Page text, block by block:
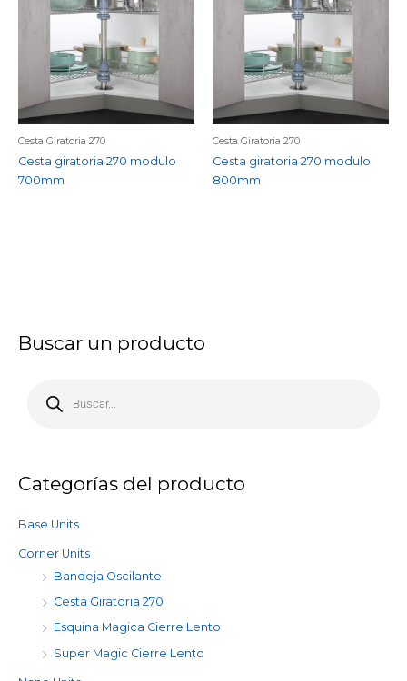
Buscar un producto
p
r
u
t
o
Categorías del producto
Base Units
Corner Units
Bandeja Oscilante
Cesta Giratoria 270
Esquina Magica Cierre Lento
Super Magic Cierre Lento
Cesta Giratoria 270
Cesta giratoria 270 modulo
700mm
Cesta Giratoria 270
Cesta giratoria 270 modulo
800mm